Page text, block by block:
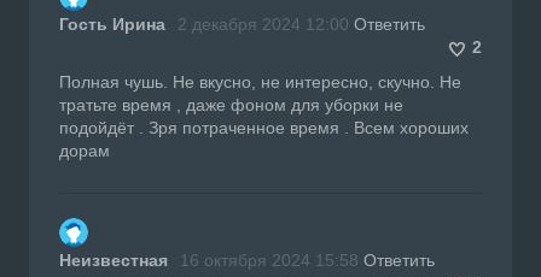
Гость Ирина 2 декабря 2024 12:00 Ответить
2
Полная чушь. Не вкусно, не интересно, скучно. Не
тратьте время , даже фоном для уборки не
подойдёт . Зря потраченное время . Всем хороших
дорам
Неизвестная 16 октября 2024 15:58 Ответить